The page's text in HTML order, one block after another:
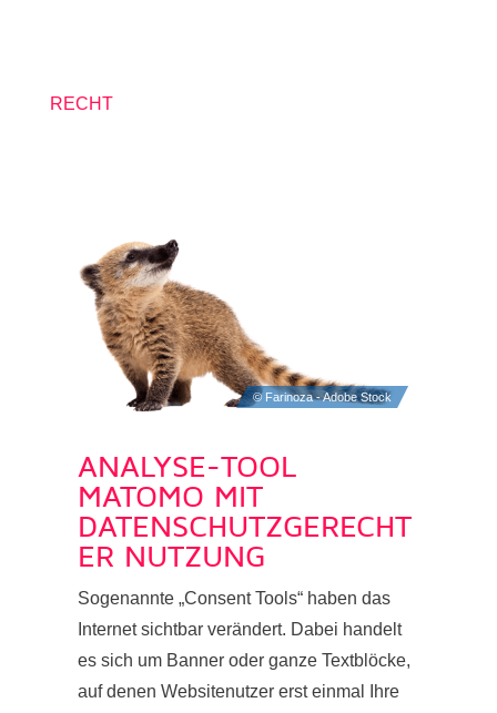
RECHT
ANALYSE-TOOL
MATOMO MIT
DATENSCHUTZGERECHT
ER NUTZUNG
Sogenannte „Consent Tools“ haben das
Internet sichtbar verändert. Dabei handelt
es sich um Banner oder ganze Textblöcke,
auf denen Websitenutzer erst einmal Ihre